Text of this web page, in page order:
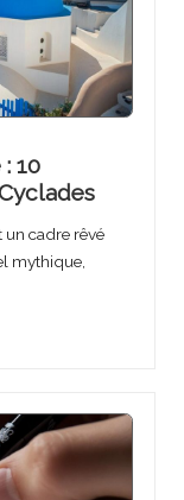
10
un cadre rêvé
mythique,